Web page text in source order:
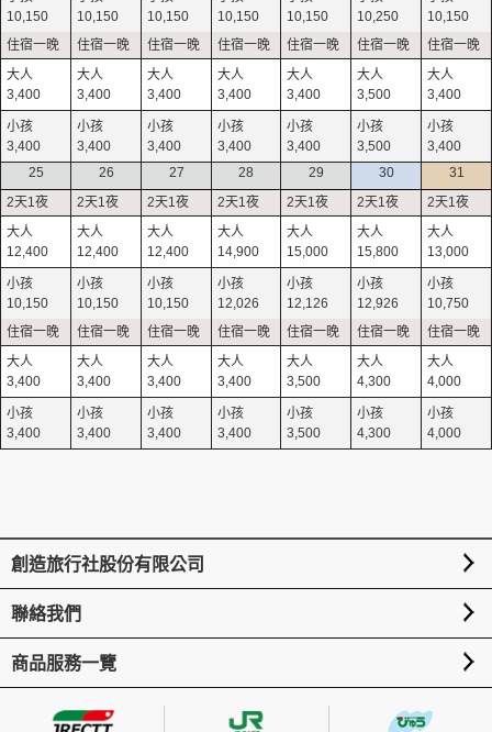
10,150
3,400
3,400
10,150
3,400
3,400
10,150
3,400
3,400
10,150
3,400
3,400
10,150
3,400
3,400
10,250
3,500
3,500
10,150
3,400
3,400
25
12,400
10,150
3,400
3,400
26
12,400
10,150
3,400
3,400
27
12,400
10,150
3,400
3,400
28
14,900
12,026
3,400
3,400
29
15,000
12,126
3,500
3,500
30
15,800
12,926
4,300
4,300
31
13,000
10,750
4,000
4,000
創造旅行社股份有限公司
聯絡我們
商品服務一覽